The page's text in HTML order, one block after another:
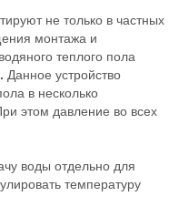
не только в частных
монтажа и
теплого пола
Данное устройство
в несколько
этом давление во всех
воды отдельно для
температуру